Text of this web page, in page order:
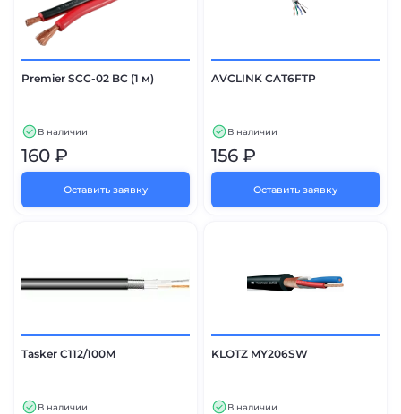
Premier SCC-02 BC (1 м)
В наличии
160 ₽
Оставить заявку
AVCLINK CAT6FTP
В наличии
156 ₽
Оставить заявку
Tasker C112/100M
В наличии
KLOTZ MY206SW
В наличии